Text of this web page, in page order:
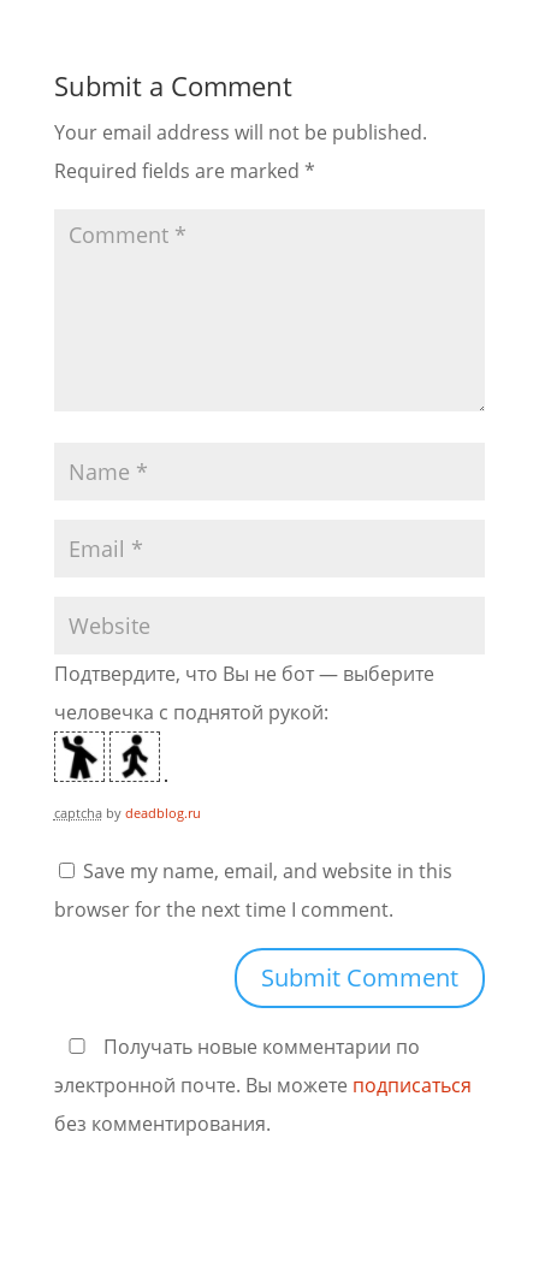
Submit a Comment
Your email address will not be published.
Required fields are marked *
Подтвердите, что Вы не бот — выберите
человечка с поднятой рукой:
captchaby deadblog.ru
Save my name, email, and website in this
browser for the next time I comment.
Получать новые комментарии по
электронной почте. Вы можете подписаться
без комментирования.